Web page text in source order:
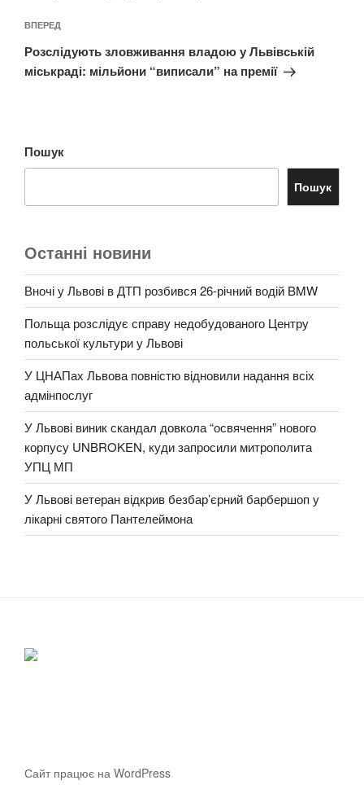
Наступний
запис
ВПЕРЕД
Розслідують зловживання владою у Львівській
міськраді: мільйони “виписали” на премії
Пошук
Пошук
Останні новини
Вночі у Львові в ДТП розбився 26-річний водій BMW
Польща розслідує справу недобудованого Центру
польської культури у Львові
У ЦНАПах Львова повністю відновили надання всіх
адмінпослуг
У Львові виник скандал довкола “освячення” нового
корпусу UNBROKEN, куди запросили митрополита
УПЦ МП
У Львові ветеран відкрив безбар’єрний барбершоп у
лікарні святого Пантелеймона
Сайт працює на WordPress